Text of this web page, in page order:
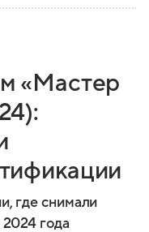
«Мастер
где снимали
года